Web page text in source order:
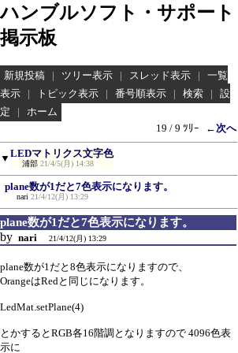
ハンブルソフト・サポート
掲示板
新規投稿 | ツリー表示 | スレッド表示 |
一覧
表示
| トピック表示 | 番号順表示 | 検索 |
設
定
|
ホーム
19 / 9 ﾂﾘｰ
←次へ
▼ LEDマトリクス文字色
浦部 21/4/5(月) 14:38
plane数が1だと7色表示になります。
nari 21/4/12(月) 13:29
plane数が1だと7色表示になります。
by nari 21/4/12(月) 13:29
plane数が1だと8色表示になりますので、
OrangeはRedと同じになります。
LedMat.setPlane(4)
とかするとRGB各16階調となりますので 4096色表
示に